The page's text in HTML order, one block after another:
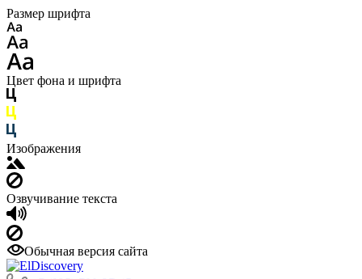
Размер шрифта
Цвет фона и шрифта
Изображения
Озвучивание текста
Обычная версия сайта